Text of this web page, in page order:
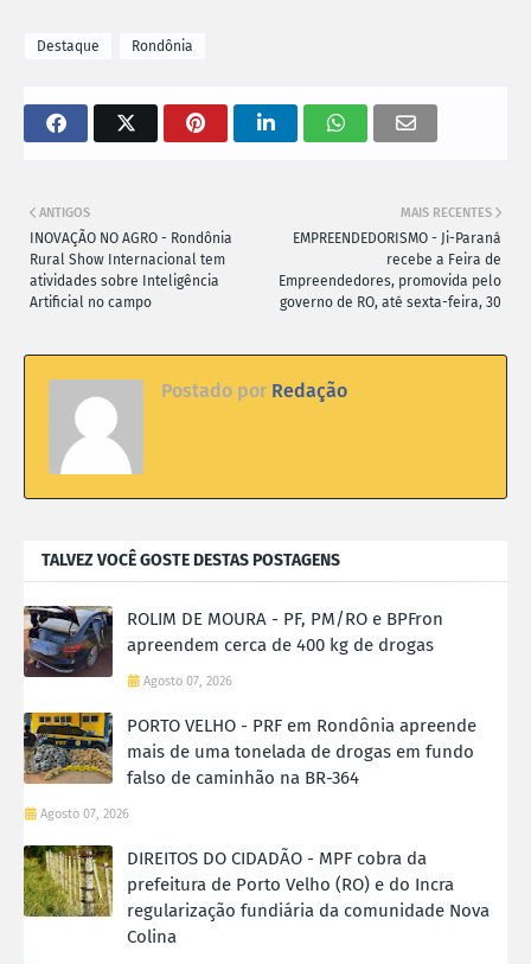
Destaque Rondônia
MAIS RECENTES
EMPREENDEDORISMO - Ji-Paraná
recebe a Feira de
Empreendedores, promovida pelo
governo de RO, até sexta-feira, 30
ANTIGOS
INOVAÇÃO NO AGRO - Rondônia
Rural Show Internacional tem
atividades sobre Inteligência
Artificial no campo
Postado por Redação
TALVEZ VOCÊ GOSTE DESTAS POSTAGENS
ROLIM DE MOURA - PF, PM/RO e BPFron
apreendem cerca de 400 kg de drogas
Agosto 07, 2026
PORTO VELHO - PRF em Rondônia apreende
mais de uma tonelada de drogas em fundo
falso de caminhão na BR-364
Agosto 07, 2026
DIREITOS DO CIDADÃO - MPF cobra da
prefeitura de Porto Velho (RO) e do Incra
regularização fundiária da comunidade Nova
Colina